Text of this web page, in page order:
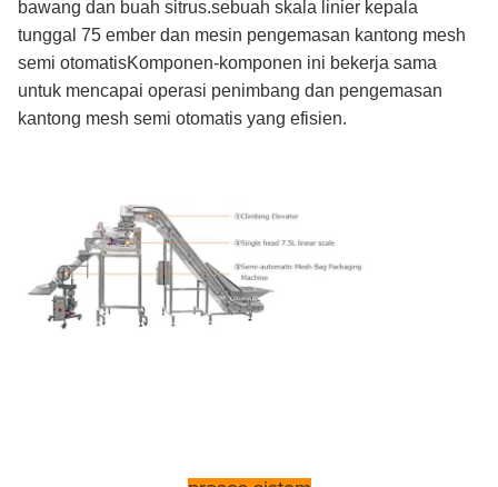
bawang dan buah sitrus.sebuah skala linier kepala
tunggal 75 ember dan mesin pengemasan kantong mesh
semi otomatisKomponen-komponen ini bekerja sama
untuk mencapai operasi penimbang dan pengemasan
kantong mesh semi otomatis yang efisien.